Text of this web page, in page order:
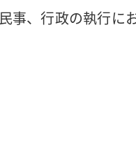
事、行政の執行に